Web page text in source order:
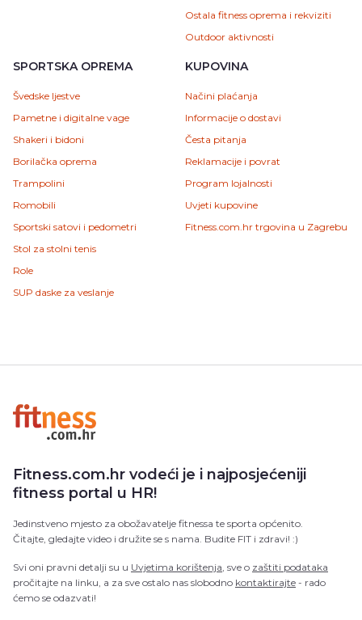
Ostala fitness oprema i rekviziti
Outdoor aktivnosti
SPORTSKA OPREMA
Švedske ljestve
Pametne i digitalne vage
Shakeri i bidoni
Borilačka oprema
Trampolini
Romobili
Sportski satovi i pedometri
Stol za stolni tenis
Role
SUP daske za veslanje
KUPOVINA
Načini plaćanja
Informacije o dostavi
Česta pitanja
Reklamacije i povrat
Program lojalnosti
Uvjeti kupovine
Fitness.com.hr trgovina u Zagrebu
Fitness.com.hr vodeći je i najposjećeniji
fitness portal u HR!
Jedinstveno mjesto za obožavatelje fitnessa te sporta općenito.
Čitajte, gledajte video i družite se s nama. Budite FIT i zdravi! :)
Svi oni pravni detalji su u Uvjetima korištenja , sve o zaštiti podataka
pročitajte na linku, a za sve ostalo nas slobodno kontaktirajte - rado
ćemo se odazvati!